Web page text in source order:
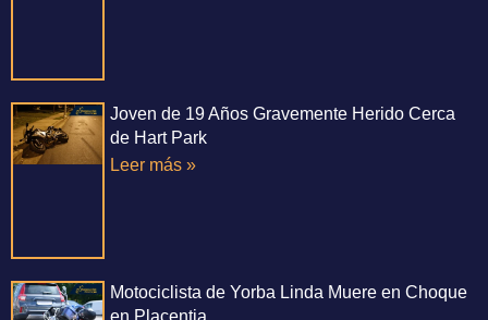
Joven de 19 Años Gravemente Herido Cerca
de Hart Park
Leer más »
Motociclista de Yorba Linda Muere en Choque